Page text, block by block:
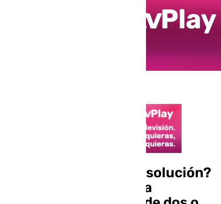
¿Son los minipisos la solución?
Los jóvenes de Málaga